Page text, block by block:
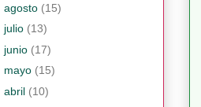
agosto (15)
julio (13)
junio (17)
mayo (15)
abril (10)